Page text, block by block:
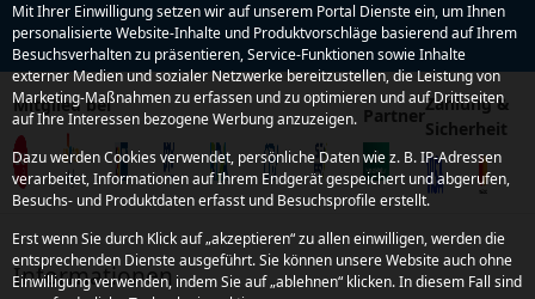
Mitglied bei Partner
Zahlung &
Sicherheit
Informationen
Mit Ihrer Einwilligung setzen wir auf unserem Portal Dienste ein, um Ihnen
personalisierte Website-Inhalte und Produktvorschläge basierend auf Ihrem
Besuchsverhalten zu präsentieren, Service-Funktionen sowie Inhalte
externer Medien und sozialer Netzwerke bereitzustellen, die Leistung von
Marketing-Maßnahmen zu erfassen und zu optimieren und auf Drittseiten
auf Ihre Interessen bezogene Werbung anzuzeigen.
Dazu werden Cookies verwendet, persönliche Daten wie z. B. IP-Adressen
verarbeitet, Informationen auf Ihrem Endgerät gespeichert und abgerufen,
Besuchs- und Produktdaten erfasst und Besuchsprofile erstellt.
Erst wenn Sie durch Klick auf „akzeptieren“ zu allen einwilligen, werden die
entsprechenden Dienste ausgeführt. Sie können unsere Website auch ohne
Einwilligung verwenden, indem Sie auf „ablehnen“ klicken. In diesem Fall sind